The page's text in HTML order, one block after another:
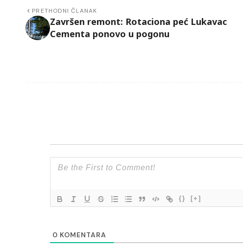
PRETHODNI ČLANAK
Završen remont: Rotaciona peć Lukavac
Cementa ponovo u pogonu
{} [+]
0 KOMENTARA